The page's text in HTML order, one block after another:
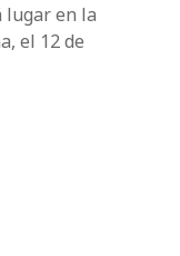
lugar en la
el 12 de